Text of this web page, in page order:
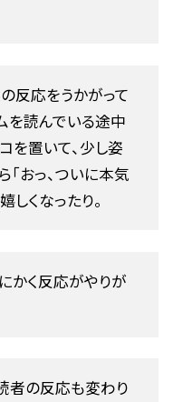
反応をうかがって
を読んでいる途中
を置いて、少し姿
「おっ、ついに本気
しくなったり。
にかく反応がやりが
者の反応も変わり